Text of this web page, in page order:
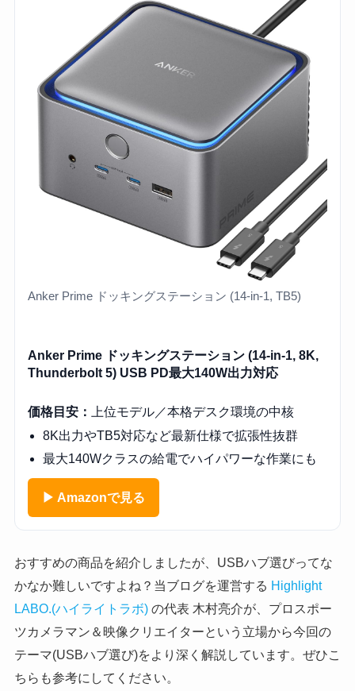
Anker Prime ドッキングステーション (14-in-1, TB5)
Anker Prime ドッキングステーション (14-in-1, 8K,
Thunderbolt 5) USB PD最大140W出力対応
価格目安：
上位モデル／本格デスク環境の中核
8K出力やTB5対応など最新仕様で拡張性抜群
最大140Wクラスの給電でハイパワーな作業にも
▶ Amazonで見る
おすすめの商品を紹介しましたが、USBハブ選びってな
かなか難しいですよね？当ブログを運営する Highlight
LABO.(ハイライトラボ)の代表 木村亮介が、プロスポー
ツカメラマン＆映像クリエイターという立場から今回の
テーマ(USBハブ選び)をより深く解説しています。ぜひこ
ちらも参考にしてください。